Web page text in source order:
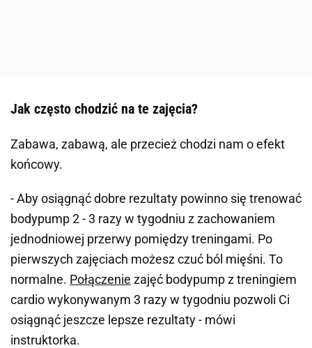
Jak często chodzić na te zajęcia?
Zabawa, zabawą, ale przecież chodzi nam o efekt
końcowy.
- Aby osiągnąć dobre rezultaty powinno się trenować
bodypump 2 - 3 razy w tygodniu z zachowaniem
jednodniowej przerwy pomiędzy treningami. Po
pierwszych zajęciach możesz czuć ból mięśni. To
normalne. Połączenie zajęć bodypump z treningiem
cardio wykonywanym 3 razy w tygodniu pozwoli Ci
osiągnąć jeszcze lepsze rezultaty - mówi
instruktorka.